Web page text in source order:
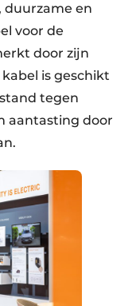
duurzame en
voor de
door zijn
is geschikt
tegen
aantasting door